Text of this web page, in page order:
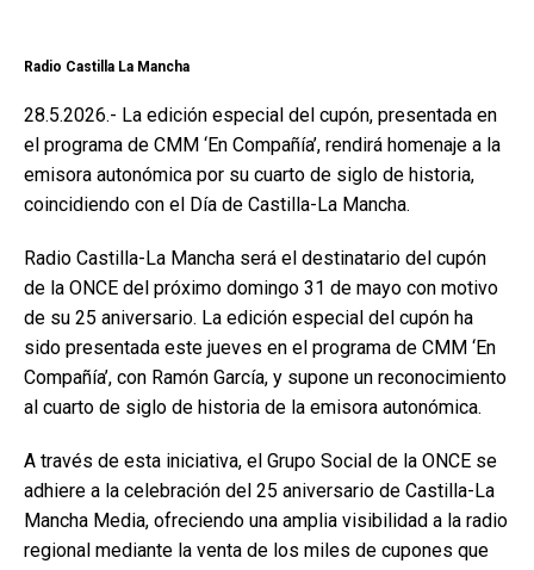
Radio Castilla La Mancha
28.5.2026.- La edición especial del cupón, presentada en
el programa de CMM ‘En Compañía’, rendirá homenaje a la
emisora autonómica por su cuarto de siglo de historia,
coincidiendo con el Día de Castilla-La Mancha.
Radio Castilla-La Mancha será el destinatario del cupón
de la ONCE del próximo domingo 31 de mayo con motivo
de su 25 aniversario. La edición especial del cupón ha
sido presentada este jueves en el programa de CMM ‘En
Compañía’, con Ramón García, y supone un reconocimiento
al cuarto de siglo de historia de la emisora autonómica.
A través de esta iniciativa, el Grupo Social de la ONCE se
adhiere a la celebración del 25 aniversario de Castilla-La
Mancha Media, ofreciendo una amplia visibilidad a la radio
regional mediante la venta de los miles de cupones que